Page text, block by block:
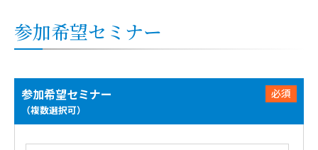
参加希望セミナー
必須
参加希望セミナー
（複数選択可）